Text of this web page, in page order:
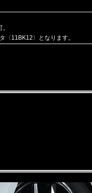
〈11BK12〉となります。